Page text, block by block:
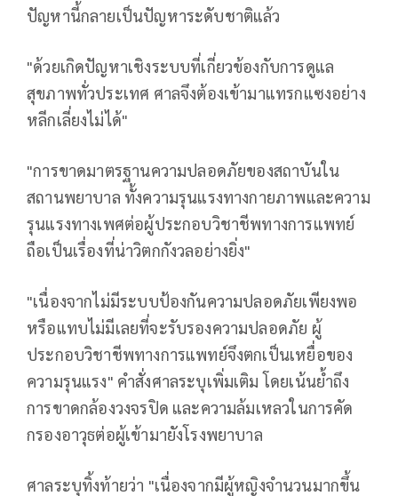
ปัญหานี้กลายเป็นปัญหาระดับชาติแล้ว
"ด้วยเกิดปัญหาเชิงระบบที่เกี่ยวข้องกับการดูแล
สุขภาพทั่วประเทศ ศาลจึงต้องเข้ามาแทรกแซงอย่าง
หลีกเลี่ยงไม่ได้"
"การขาดมาตรฐานความปลอดภัยของสถาบันใน
สถานพยาบาล ทั้งความรุนแรงทางกายภาพและความ
รุนแรงทางเพศต่อผู้ประกอบวิชาชีพทางการแพทย์
ถือเป็นเรื่องที่น่าวิตกกังวลอย่างยิ่ง"
"เนื่องจากไม่มีระบบป้องกันความปลอดภัยเพียงพอ
หรือแทบไม่มีเลยที่จะรับรองความปลอดภัย ผู้
ประกอบวิชาชีพทางการแพทย์จึงตกเป็นเหยื่อของ
ความรุนแรง" คำสั่งศาลระบุเพิ่มเติม โดยเน้นย้ำถึง
การขาดกล้องวงจรปิด และความล้มเหลวในการคัด
กรองอาวุธต่อผู้เข้ามายังโรงพยาบาล
ศาลระบุทิ้งท้ายว่า "เนื่องจากมีผู้หญิงจำนวนมากขึ้น